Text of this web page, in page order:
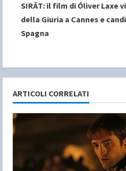
t
i
u
e
R
SIRĀT: il film di Óliver Laxe
della Giuria a Cannes e
Spagna
ARTICOLI CORRELATI